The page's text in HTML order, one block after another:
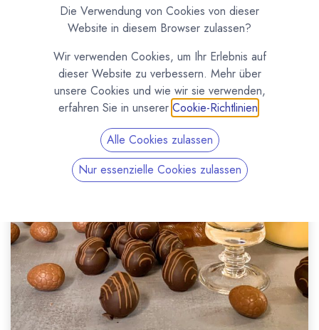
Die Verwendung von Cookies von dieser
Website in diesem Browser zulassen?
Wir verwenden Cookies, um Ihr Erlebnis auf
dieser Website zu verbessern. Mehr über
unsere Cookies und wie wir sie verwenden,
erfahren Sie in unserer Cookie-Richtlinien
Alle Cookies zulassen
Nur essenzielle Cookies zulassen